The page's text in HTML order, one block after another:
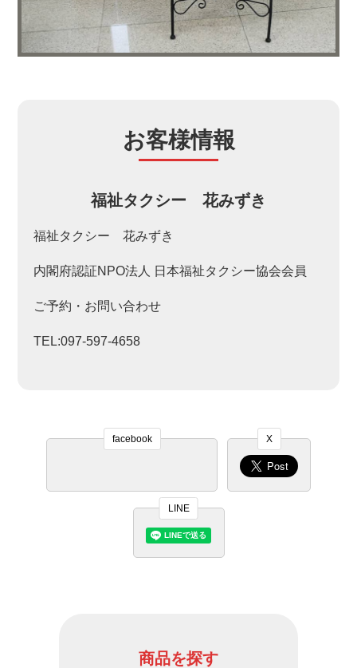
お客様情報
福祉タクシー 花みずき
福祉タクシー 花みずき
内閣府認証NPO法人 日本福祉タクシー協会会員
ご予約・お問い合わせ
TEL:097-597-4658
facebook X
LINE
商品を探す